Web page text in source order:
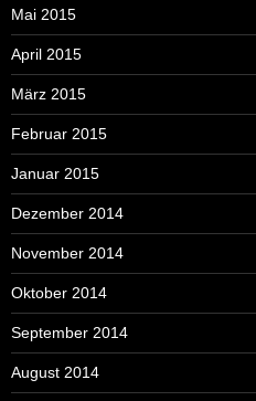
Mai 2015
April 2015
März 2015
Februar 2015
Januar 2015
Dezember 2014
November 2014
Oktober 2014
September 2014
August 2014